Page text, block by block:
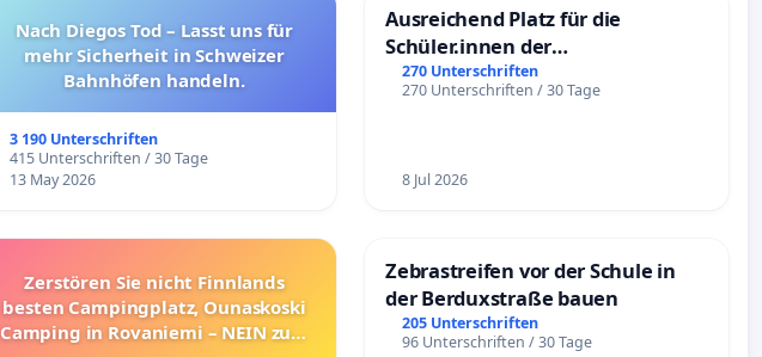
Nach Diegos Tod – Lasst uns für
mehr Sicherheit in Schweizer
Bahnhöfen handeln.
3 190 Unterschriften
415 Unterschriften / 30 Tage
13 May 2026
Ausreichend Platz für die
Schüler.innen der
Schönbergschule
270 Unterschriften
270 Unterschriften / 30 Tage
8 Jul 2026
Zerstören Sie nicht Finnlands
besten Campingplatz, Ounaskoski
Camping in Rovaniemi – NEIN zum
Zebrastreifen vor der Schule in
der Berduxstraße bauen
205 Unterschriften
96 Unterschriften / 30 Tage